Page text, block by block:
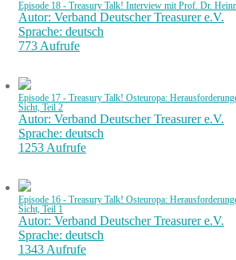
Episode 18 - Treasury Talk! Interview mit Prof. Dr.
Autor: Verband Deutscher Treasurer e.V.
Sprache: deutsch
773 Aufrufe
Episode 17 - Treasury Talk! Osteuropa:
Sicht, Teil 2
Autor: Verband Deutscher Treasurer e.V.
Sprache: deutsch
1253 Aufrufe
Episode 16 - Treasury Talk! Osteuropa:
Sicht, Teil 1
Autor: Verband Deutscher Treasurer e.V.
Sprache: deutsch
1343 Aufrufe